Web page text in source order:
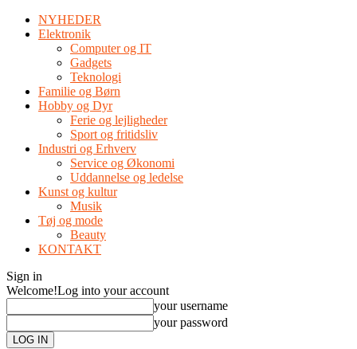
NYHEDER
Elektronik
Computer og IT
Gadgets
Teknologi
Familie og Børn
Hobby og Dyr
Ferie og lejligheder
Sport og fritidsliv
Industri og Erhverv
Service og Økonomi
Uddannelse og ledelse
Kunst og kultur
Musik
Tøj og mode
Beauty
KONTAKT
Sign in
Welcome!Log into your account
your username
your password